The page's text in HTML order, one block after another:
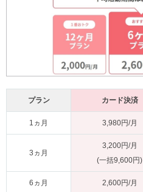
プラン カード決済
1ヵ月 3,980円/月
3ヵ月
3,200円/月
(一括9,600円)
6ヵ月
2,600円/月